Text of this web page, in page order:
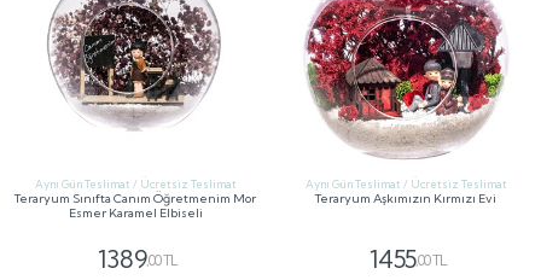
Aynı Gün Teslimat / Ücretsiz Teslimat
Teraryum Sınıfta Canım Öğretmenim Mor
Esmer Karamel Elbiseli
1389,00 TL
Aynı Gün Teslimat / Ücretsiz Teslimat
Teraryum Aşkımızın Kırmızı Evi
1455,00 TL